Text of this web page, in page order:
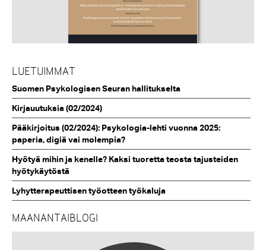
LUETUIMMAT
Suomen Psykologisen Seuran hallitukselta
Kirjauutuksia (02/2024)
Pääkirjoitus (02/2024): Psykologia-lehti vuonna 2025:
paperia, digiä vai molempia?
Hyötyä mihin ja kenelle? Kaksi tuoretta teosta tajusteiden
hyötykäytöstä
Lyhytterapeuttisen työotteen työkaluja
MAANANTAIBLOGI